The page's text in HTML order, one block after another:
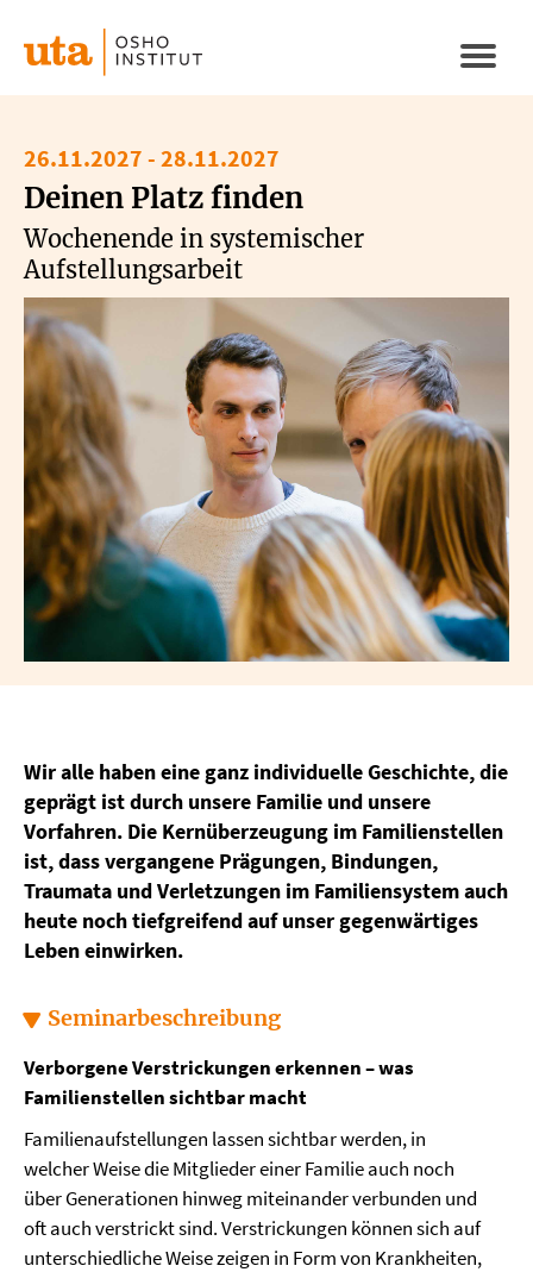
zum
Inhalt
26.11.2027 - 28.11.2027
Deinen Platz finden
Wochenende in systemischer
Aufstellungsarbeit
Wir alle haben eine ganz individuelle Geschichte, die
geprägt ist durch unsere Familie und unsere
Vorfahren. Die Kernüberzeugung im Familienstellen
ist, dass vergangene Prägungen, Bindungen,
Traumata und Verletzungen im Familiensystem auch
heute noch tiefgreifend auf unser gegenwärtiges
Leben einwirken.
Seminarbeschreibung
Verborgene Verstrickungen erkennen – was
Familienstellen sichtbar macht
Familienaufstellungen lassen sichtbar werden, in
welcher Weise die Mitglieder einer Familie auch noch
über Generationen hinweg miteinander verbunden und
oft auch verstrickt sind. Verstrickungen können sich auf
unterschiedliche Weise zeigen in Form von Krankheiten,